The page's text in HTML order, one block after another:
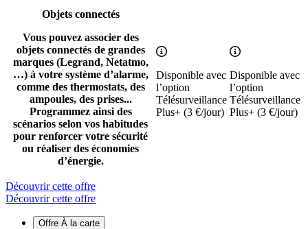
Objets connectés
Vous pouvez associer des
objets connectés de grandes
marques (Legrand, Netatmo,
…) à votre système d’alarme,
comme des thermostats, des
ampoules, des prises...
Programmez ainsi des
scénarios selon vos habitudes
pour renforcer votre sécurité
ou réaliser des économies
d’énergie.
Inclus sous-condition
Disponible avec
l’option
Télésurveillance
Plus+ (3 €/jour)
Inclus sous-
Disponible avec
l’option
Télésurveillance
Plus+ (3 €/jour)
Découvrir cette offre
Découvrir cette offre
Offre À la carte